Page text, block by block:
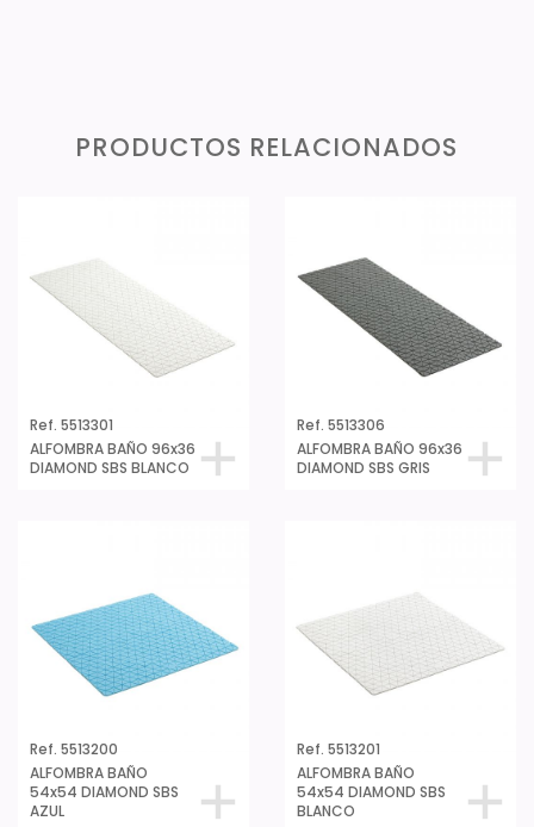
PRODUCTOS RELACIONADOS
Ref. 5513301
ALFOMBRA BAÑO 96x36
DIAMOND SBS BLANCO
Ref. 5513306
ALFOMBRA BAÑO 96x36
DIAMOND SBS GRIS
Ref. 5513200
ALFOMBRA BAÑO
54x54 DIAMOND SBS
AZUL
Ref. 5513201
ALFOMBRA BAÑO
54x54 DIAMOND SBS
BLANCO